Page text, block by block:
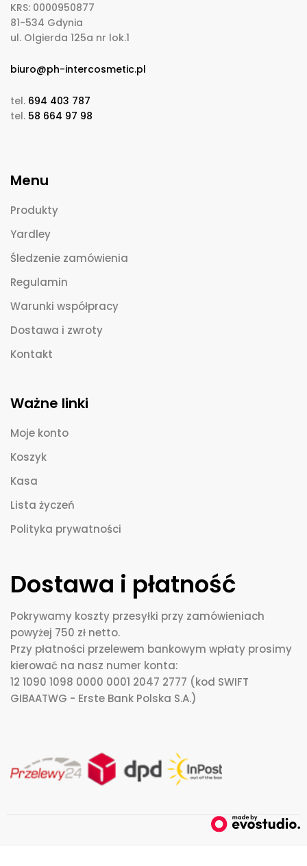
KRS: 0000950877
81-534 Gdynia
ul. Olgierda 125a nr lok.1
biuro@ph-intercosmetic.pl
tel. 694 403 787
tel. 58 664 97 98
Menu
Produkty
Yardley
Śledzenie zamówienia
Regulamin
Warunki współpracy
Dostawa i zwroty
Kontakt
Ważne linki
Moje konto
Koszyk
Kasa
Lista życzeń
Polityka prywatności
Dostawa i płatność
Pokrywamy koszty przesyłki przy zamówieniach
powyżej 750 zł netto.
Przy płatności przelewem bankowym wpłaty prosimy
kierować na nasz numer konta:
12 1090 1098 0000 0001 2047 2777 (kod SWIFT
GIBAATWG - Erste Bank Polska S.A.)